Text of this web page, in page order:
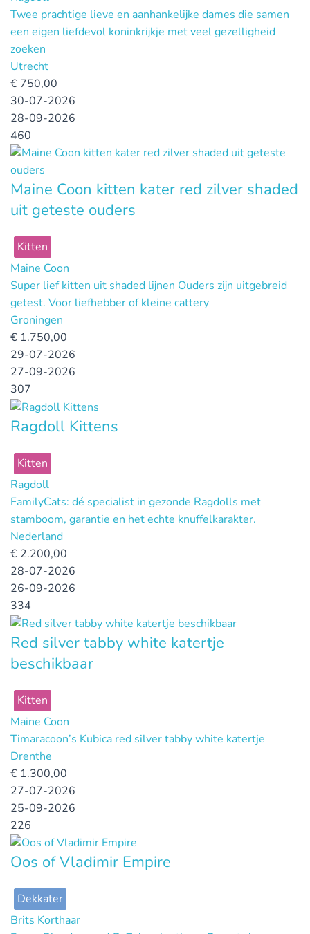
Twee prachtige lieve en aanhankelijke dames die samen
een eigen liefdevol koninkrijkje met veel gezelligheid
zoeken
Utrecht
€ 750,00
30-07-2026
28-09-2026
460
Maine Coon kitten kater red zilver shaded
uit geteste ouders
Kitten
Maine Coon
Super lief kitten uit shaded lijnen Ouders zijn uitgebreid
getest. Voor liefhebber of kleine cattery
Groningen
€ 1.750,00
29-07-2026
27-09-2026
307
Ragdoll Kittens
Kitten
Ragdoll
FamilyCats: dé specialist in gezonde Ragdolls met
stamboom, garantie en het echte knuffelkarakter.
Nederland
€ 2.200,00
28-07-2026
26-09-2026
334
Red silver tabby white katertje
beschikbaar
Kitten
Maine Coon
Timaracoon’s Kubica red silver tabby white katertje
Drenthe
€ 1.300,00
27-07-2026
25-09-2026
226
Oos of Vladimir Empire
Dekkater
Brits Korthaar